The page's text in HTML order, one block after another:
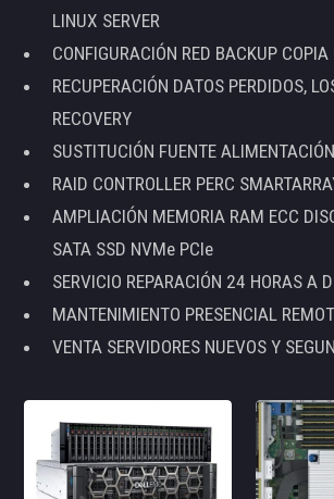
LINUX SERVER
CONFIGURACIÓN RED BACKUP COPIA
RECUPERACIÓN DATOS PERDIDOS,
RECOVERY
SUSTITUCIÓN FUENTE
RAID CONTROLLER PERC
AMPLIACIÓN MEMORIA RAM ECC
SATA SSD NVMe PCIe
SERVICIO REPARACIÓN 24 HORAS A
MANTENIMIENTO PRESENCIAL
VENTA SERVIDORES NUEVOS Y